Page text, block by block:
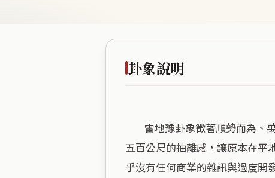
卦象說明
五百公尺的抽離感，讓原本在平
乎沒有任何商業的雜訊與過度開